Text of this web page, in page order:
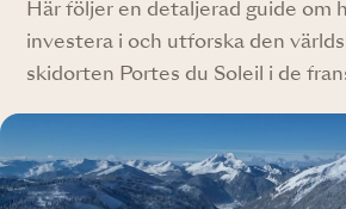
Här följer en detaljerad guide om
investera i och utforska den
skidorten Portes du Soleil i de